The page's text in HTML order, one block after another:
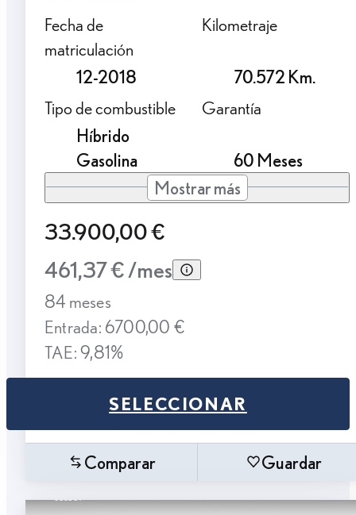
Fecha de
matriculación
12-2018
Kilometraje
70.572 Km.
Tipo de combustible
Híbrido
Gasolina
Garantía
60 Meses
Mostrar más
33.900,00 €
461,37 € /mes
84 meses
Entrada: 6700,00 €
TAE: 9,81%
SELECCIONAR
Comparar Guardar